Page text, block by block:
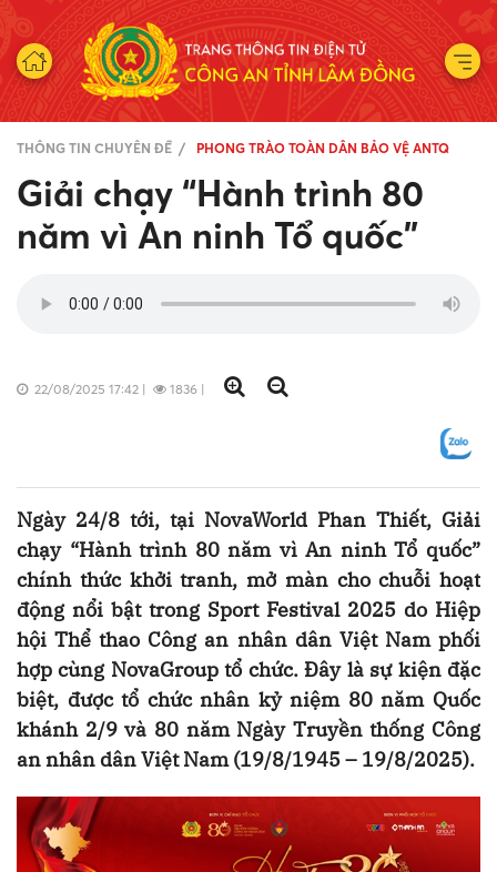
THÔNG TIN CHUYÊN ĐỀ PHONG TRÀO TOÀN DÂN BẢO VỆ ANTQ
Giải chạy “Hành trình 80
năm vì An ninh Tổ quốc”
22/08/2025 17:42 | 1836 |
Ngày 24/8 tới, tại NovaWorld Phan Thiết, Giải
chạy “Hành trình 80 năm vì An ninh Tổ quốc”
chính thức khởi tranh, mở màn cho chuỗi hoạt
động nổi bật trong Sport Festival 2025 do Hiệp
hội Thể thao Công an nhân dân Việt Nam phối
hợp cùng NovaGroup tổ chức. Đây là sự kiện đặc
biệt, được tổ chức nhân kỷ niệm 80 năm Quốc
khánh 2/9 và 80 năm Ngày Truyền thống Công
an nhân dân Việt Nam (19/8/1945 – 19/8/2025).